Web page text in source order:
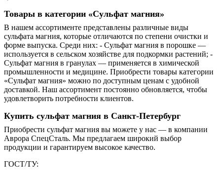
Товары в категории «Сульфат магния»
В нашем ассортименте представлены различные виды
сульфата магния, которые отличаются по степени очистки и
форме выпуска. Среди них: - Сульфат магния в порошке —
используется в сельском хозяйстве для подкормки растений; -
Сульфат магния в гранулах — применяется в химической
промышленности и медицине. Приобрести товары категории
«Сульфат магния» можно по доступным ценам с удобной
доставкой. Наш ассортимент постоянно обновляется, чтобы
удовлетворить потребности клиентов.
Купить сульфат магния в Санкт-Петербург
Приобрести сульфат магния вы можете у нас — в компании
Аврора СпецСталь. Мы предлагаем широкий выбор
продукции и гарантируем высокое качество.
ГОСТ/ТУ: